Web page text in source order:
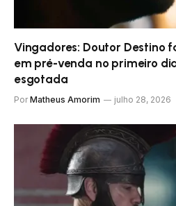
Vingadores: Doutor Destino
em pré-venda no primeiro
esgotada
Por Matheus Amorim julho 28, 2026